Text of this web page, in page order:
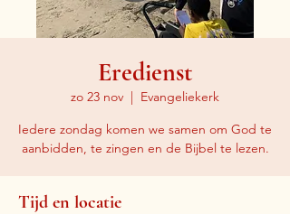
Eredienst
zo 23 nov
  |
Evangeliekerk
Iedere zondag komen we samen om God te
aanbidden, te zingen en de Bijbel te lezen.
Tijd en locatie